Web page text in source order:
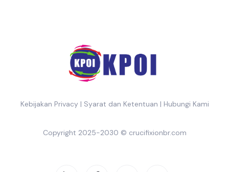
Kebijakan Privacy| Syarat dan Ketentuan | Hubungi Kami
Copyright 2025-2030 © crucifixionbr.com